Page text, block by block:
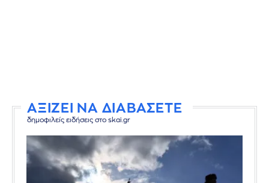
ΑΞΙΖΕΙ ΝΑ ΔΙΑΒΑΣΕΤΕ
δημοφιλείς ειδήσεις στο skai.gr